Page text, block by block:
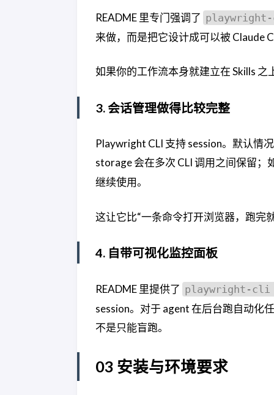
README 里专门强调了
来做，而是把它设计成可以被 Claude
如果你的工作流本身就建立在 Skills 之
3. 会话管理做得比较完整
Playwright CLI 支持 session。默认情
storage 会在多次 CLI 调用之间保留；
继续使用。
这让它比“一条命令打开浏览器，跑完
4. 自带可视化监控面板
README 里提供了 playwright-cli
session。对于 agent 在后台跑自动化
不是只能盲跑。
03 安装与环境要求